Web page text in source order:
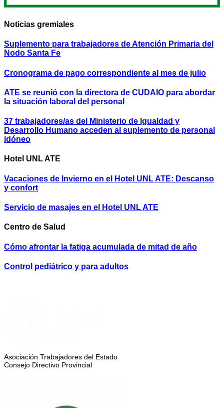
Noticias gremiales
Suplemento para trabajadores de Atención Primaria del
Nodo Santa Fe
Cronograma de pago correspondiente al mes de julio
ATE se reunió con la directora de CUDAIO para abordar
la situación laboral del personal
37 trabajadores/as del Ministerio de Igualdad y
Desarrollo Humano acceden al suplemento de personal
idóneo
Hotel UNL ATE
Vacaciones de Invierno en el Hotel UNL ATE: Descanso
y confort
Servicio de masajes en el Hotel UNL ATE
Centro de Salud
Cómo afrontar la fatiga acumulada de mitad de año
Control pediátrico y para adultos
Asociación Trabajadores del Estado
Consejo Directivo Provincial